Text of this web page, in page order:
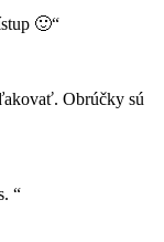
🙂“
Obrúčky sú
“